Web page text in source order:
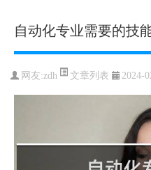
自动化专业需要的技
网友:zdh 文章列表 2024-